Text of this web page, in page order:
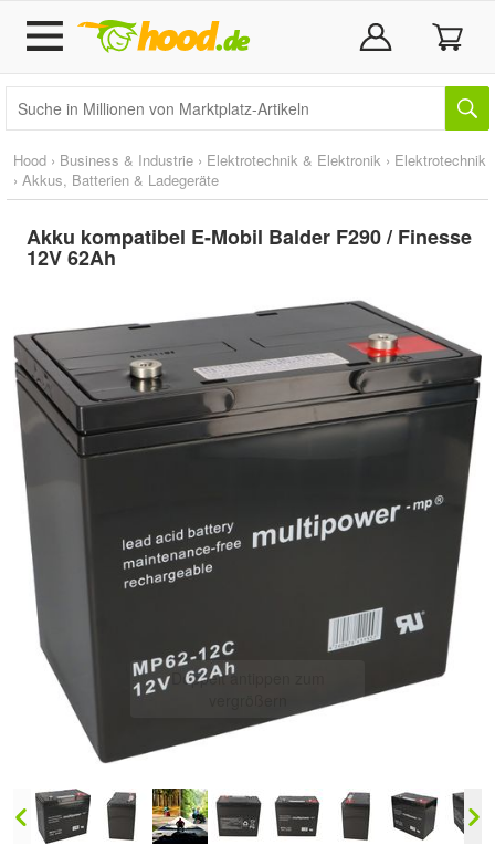
Hood › Business & Industrie › Elektrotechnik & Elektronik › Elektrotechnik
› Akkus, Batterien & Ladegeräte
Akku kompatibel E-Mobil Balder F290 / Finesse
12V 62Ah
Doppelt antippen zum